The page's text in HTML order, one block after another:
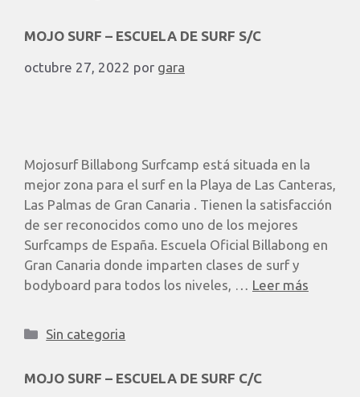
MOJO SURF – ESCUELA DE SURF S/C
octubre 27, 2022 por gara
Mojosurf Billabong Surfcamp está situada en la
mejor zona para el surf en la Playa de Las Canteras,
Las Palmas de Gran Canaria . Tienen la satisfacción
de ser reconocidos como uno de los mejores
Surfcamps de España. Escuela Oficial Billabong en
Gran Canaria donde imparten clases de surf y
bodyboard para todos los niveles, … Leer más
Sin categoria
MOJO SURF – ESCUELA DE SURF C/C